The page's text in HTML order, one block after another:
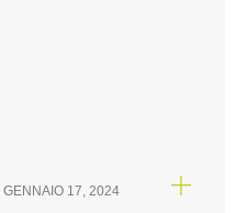
GENNAIO 17, 2024